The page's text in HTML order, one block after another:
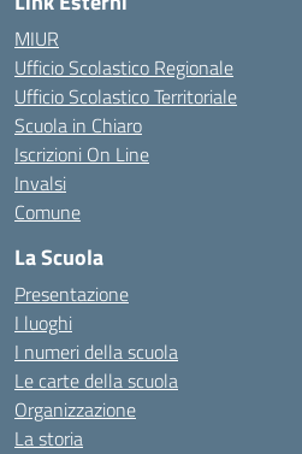
MIUR
Ufficio Scolastico Regionale
Ufficio Scolastico Territoriale
Scuola in Chiaro
Iscrizioni On Line
Invalsi
Comune
La Scuola
Presentazione
I luoghi
I numeri della scuola
Le carte della scuola
Organizzazione
La storia